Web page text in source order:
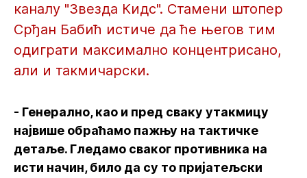
каналу "Звезда Кидс". Стамени штопер
Срђан Бабић истиче да ће његов тим
одиграти максимално концентрисано,
али и такмичарски.
- Генерално, као и пред сваку утакмицу
највише обраћамо пажњу на тактичке
детаље. Гледамо сваког противника на
исти начин, било да су то пријатељски